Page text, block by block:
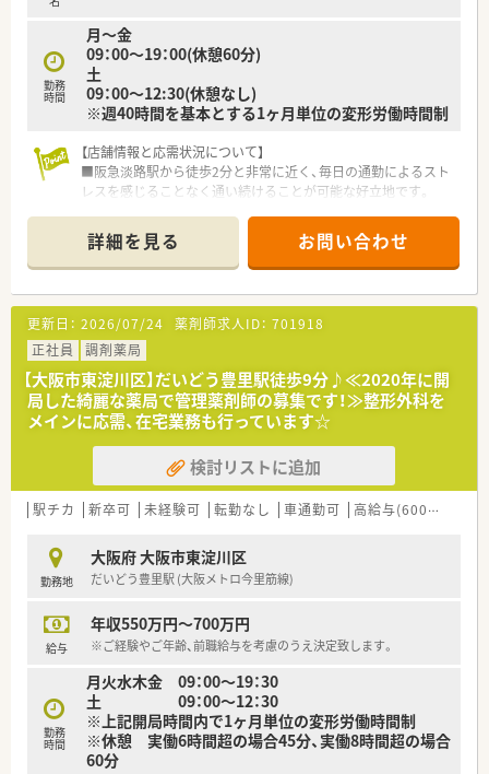
勤務
時間
月～金
09：00～19：00(休憩60分)
土
09：00～12:30(休憩なし)
※週40時間を基本とする1ヶ月単位の変形労働時間制
【店舗情報と応需状況について】
■阪急淡路駅から徒歩2分と非常に近く、毎日の通勤によるスト
レスを感じることなく通い続けることが可能な好立地です。
均80枚から100枚程度の処方箋を安定して受け付けています。
■2026年秋には同じビル内に耳鼻咽喉科が新規開院する予定
で、さらに幅広い知識を習得できる環境へと進化を続けていま
す。
【募集背景と求める人物像について】
■現職の管理薬剤師が異動することに伴う欠員補充のため、今後
の店舗運営を支えていただける新しい仲間を募集しておりま
す。
■専門知識も大切ですが何よりお人柄を重視しており、周囲と円
滑なコミュニケーションが取れる協調性のある方を求めていま
す。
■5年以上の調剤経験がある方を優先しますが、未経験でもフッ
トワークが軽く前向きに業務へ取り組める方なら大歓迎の求人
です。
【法人特徴について】
■創業当初から無借金経営を継続しているため財務基盤が非常
に強固で、将来にわたって安心して長く勤務できる安定企業で
■地域密着型の店舗展開を大切にしており、無理な拡大はせず信
頼できるドクターとのご縁を優先して質の高い医療を提供しま
■管理栄養士による栄養相談会や検体測定室の導入など、処方箋
がなくても地域住民が気軽に相談できる健康拠点を構築してい
ます。
【求人情報について】
詳細を見る お問い合わせ
更新日： 2026/07/24 薬剤師求人ID： 701918
正社員
調剤薬局
【大阪市東淀川区】だいどう豊里駅徒歩9分♪≪2020年に開
局した綺麗な薬局で管理薬剤師の募集です！≫整形外科を
メインに応需、在宅業務も行っています☆
検討リストに追加
駅チカ 新卒可 未経験可 転勤なし 車通勤可 高給与(600万円以上)
勤務地
大阪府 大阪市東淀川区
だいどう豊里駅 (大阪メトロ今里筋線)
給与
年収550万円～700万円
※ご経験やご年齢、前職給与を考慮のうえ決定致します。
勤務
時間
月火水木金 09：00～19：30
土 09：00～12：30
※上記開局時間内で1ヶ月単位の変形労働時間制
※休憩 実働6時間超の場合45分、実働8時間超の場合
60分